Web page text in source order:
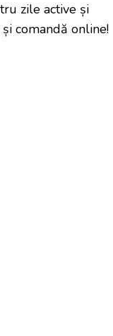
zile active și
comandă online!